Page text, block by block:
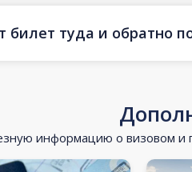
билет туда и обратно
информацию о визовом и